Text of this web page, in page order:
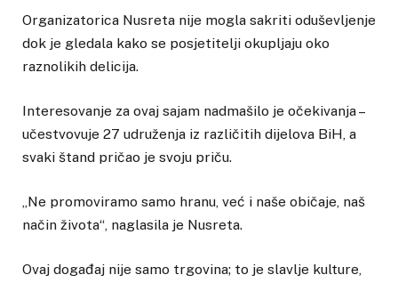
Organizatorica Nusreta nije mogla sakriti oduševljenje
dok je gledala kako se posjetitelji okupljaju oko
raznolikih delicija.
Interesovanje za ovaj sajam nadmašilo je očekivanja –
učestvovuje 27 udruženja iz različitih dijelova BiH, a
svaki štand pričao je svoju priču.
„Ne promoviramo samo hranu, već i naše običaje, naš
način života“, naglasila je Nusreta.
Ovaj događaj nije samo trgovina; to je slavlje kulture,